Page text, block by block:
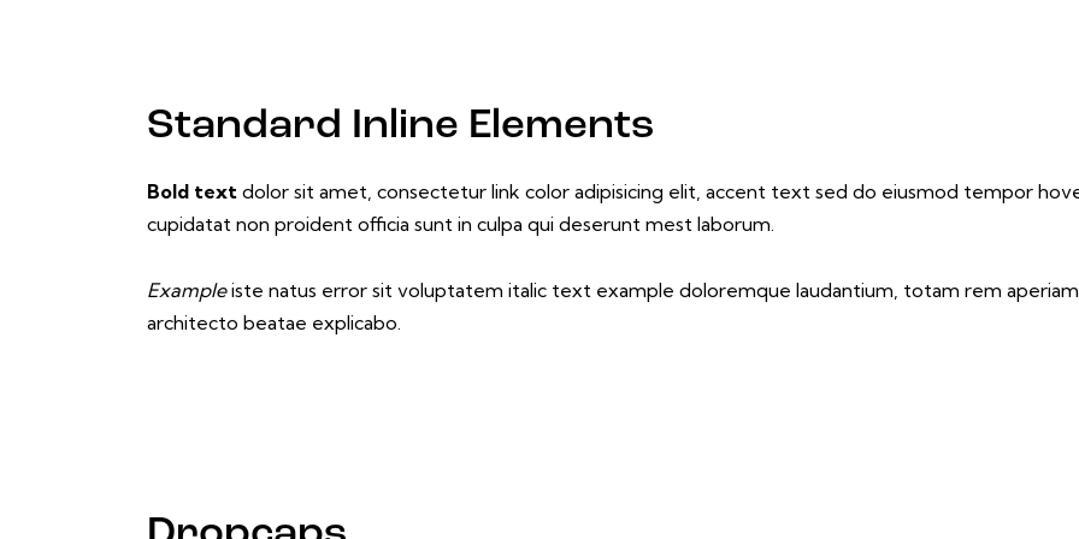
Standard Inline Elements
Bold text dolor sit amet, consectetur link color adipisicing elit, accent text sed do eiusmod tempor
cupidatat non proident officia sunt in culpa qui deserunt mest laborum.
Exampleiste natus error sit voluptatem italic text example doloremque laudantium, totam rem
architecto beatae explicabo.